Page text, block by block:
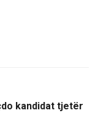
kandidat tjetër